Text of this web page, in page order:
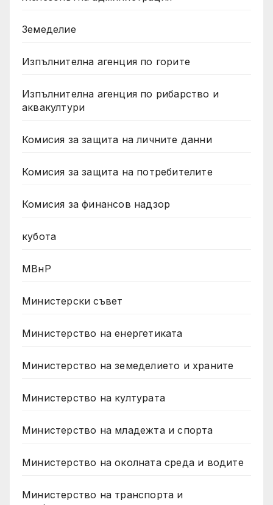
Земеделие
Изпълнителна агенция по горите
Изпълнителна агенция по рибарство и
аквакултури
Комисия за защита на личните данни
Комисия за защита на потребителите
Комисия за финансов надзор
кубота
МВнР
Министерски съвет
Министерство на енергетиката
Министерство на земеделието и храните
Министерство на културата
Министерство на младежта и спорта
Министерство на околната среда и водите
Министерство на транспорта и